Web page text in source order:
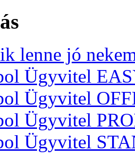
lenne jó
Ügyvitel
Ügyvitel
Ügyvitel
Ügyvitel